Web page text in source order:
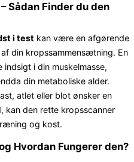
Sådan Finder du den
i test kan være en afgørende
din kropssammensætning. En
i din muskelmasse,
din metaboliske alder.
atlet eller blot ønsker en
kan den rette kropsscanner
og kost.
Hvordan Fungerer den?